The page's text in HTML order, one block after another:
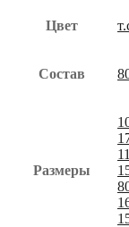
Цвет
Состав
Размеры